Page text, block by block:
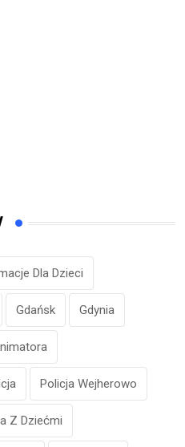
Dla Dzieci
Gdańsk Gdynia
Policja Wejherowo
Z Dziećmi